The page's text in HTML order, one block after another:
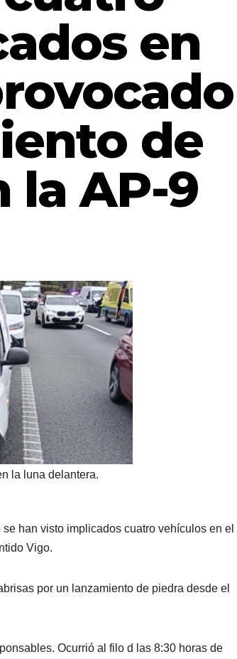
en
de
la AP-9
la luna delantera.
han visto implicados cuatro vehículos en el
Vigo.
por un lanzamiento de piedra desde el
Ocurrió al filo d las 8:30 horas de